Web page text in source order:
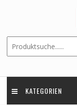
KATEGORIEN